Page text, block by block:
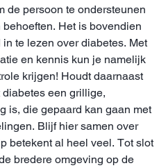
de persoon te ondersteunen
Het is bovendien
te lezen over diabetes. Met
en kennis kun je namelijk
krijgen! Houdt daarnaast
een grillige,
is, die gepaard kan gaan met
Blijf hier samen over
betekent al heel veel. Tot slot
bredere omgeving op de